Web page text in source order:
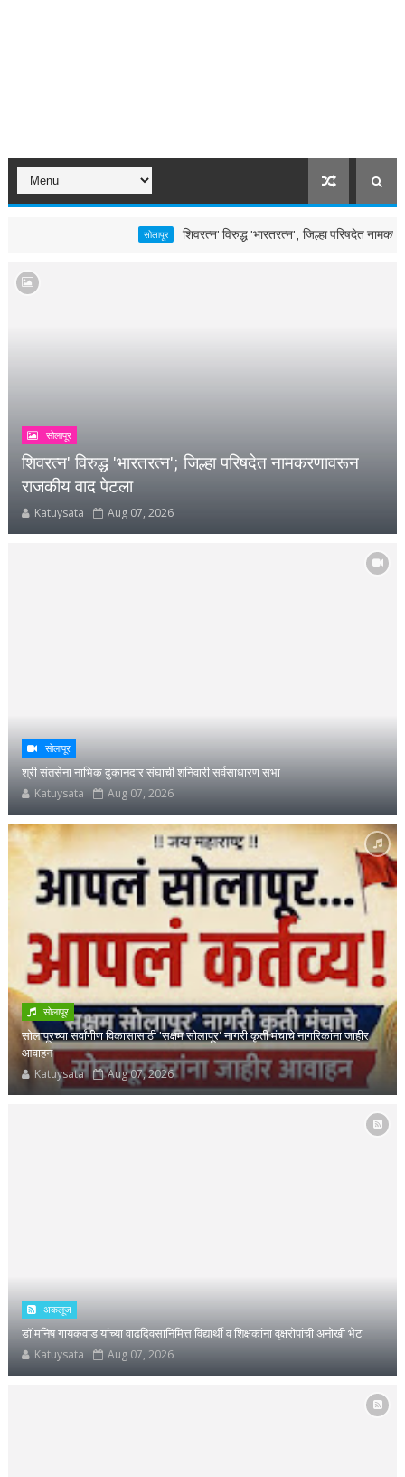
शिवरत्न' विरुद्ध 'भारतरत्न'; जिल्हा परिषदेत नामकरणावरून
सोलापूर
शिवरत्न' विरुद्ध 'भारतरत्न'; जिल्हा परिषदेत नामकरणावरून
राजकीय वाद पेटला
Katuysata Aug 07, 2026
सोलापूर
श्री संतसेना नाभिक दुकानदार संघाची शनिवारी सर्वसाधारण सभा
Katuysata Aug 07, 2026
सोलापूर
सोलापूरच्या सर्वांगीण विकासासाठी 'सक्षम सोलापूर' नागरी कृती मंचाचे नागरिकांना जाहीर
आवाहन
Katuysata Aug 07, 2026
अकलूज
डाॅ.मनिष गायकवाड यांच्या वाढदिवसानिमित्त विद्यार्थी व शिक्षकांना वृक्षरोपांची अनोखी भेट
Katuysata Aug 07, 2026